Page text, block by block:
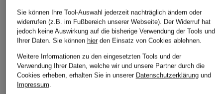
CALIDA
Schlafshirt NATURAL
SKIN
CHF 70
JOOP!
Schlafshirt
CHF 45
SCHIESSER
Schlafshirt
MIX+RELAX
CHF 35
Sie können Ihre Tool-Auswahl jederzeit nachträglich ändern oder
widerrufen (z.B. im Fußbereich unserer Webseite). Der Widerruf hat
jedoch keine Auswirkung auf die bisherige Verwendung der Tools und
Ihrer Daten. Sie können hierden Einsatz von Cookies ablehnen.
Weitere Informationen zu den eingesetzten Tools und der
Verwendung Ihrer Daten, welche wir und unsere Partner durch die
Cookies erheben, erhalten Sie in unserer Datenschutzerklärungund
Impressum.